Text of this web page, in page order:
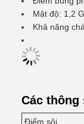
Mật độ: 1,2
Khả năng
Các thông
Điểm sôi